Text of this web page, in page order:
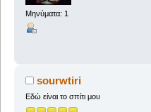
Μηνύματα: 1
sourwtiri
Εδώ είναι το σπίτι μου